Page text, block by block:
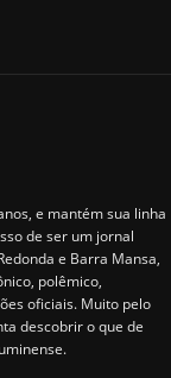
e mantém sua linha
de ser um jornal
e Barra Mansa,
polêmico,
oficiais. Muito pelo
descobrir o que de